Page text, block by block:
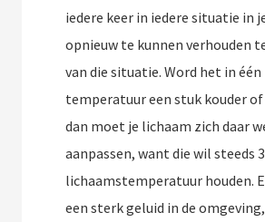
iedere keer in iedere situatie in
opnieuw te kunnen verhouden
van die situatie. Word het in één
temperatuur een stuk kouder
dan moet je lichaam zich daar
aanpassen, want die wil steeds
lichaamstemperatuur houden.
een sterk geluid in de